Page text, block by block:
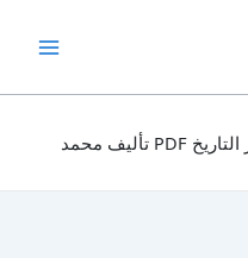
تحميل كتاب معجم حفاظ القرآن عبر التاريخ PDF تأليف محمد